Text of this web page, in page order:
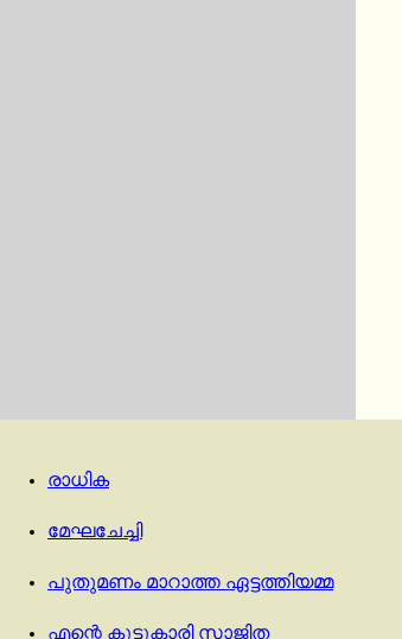
രാധിക
മേഘചേച്ചി
പുതുമണം മാറാത്ത ഏട്ടത്തിയമ്മ
എന്റെ കൂട്ടുകാരി സാജിത